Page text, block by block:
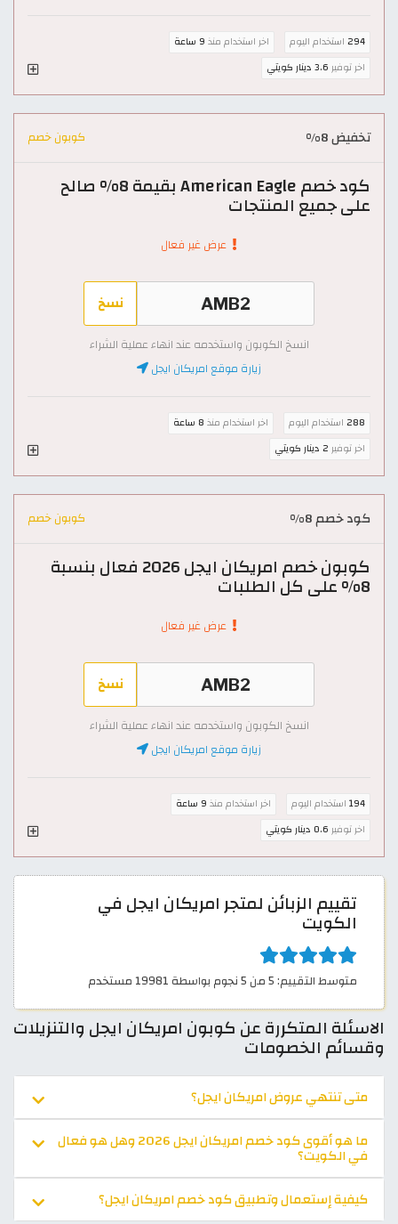
294 استخدام اليوم اخر استخدام منذ 9 ساعة
اخر توفير 3.6 دينار كويتي
تخفيض 8% كوبون خصم
كود خصم American Eagle بقيمة 8% صالح
على جميع المنتجات
عرض غير فعال
نسخ
انسخ الكوبون واستخدمه عند انهاء عملية الشراء
زيارة موقع امريكان ايجل
288 استخدام اليوم اخر استخدام منذ 8 ساعة
اخر توفير 2 دينار كويتي
كود خصم 8% كوبون خصم
كوبون خصم امريكان ايجل 2026 فعال بنسبة
8% على كل الطلبات
عرض غير فعال
نسخ
انسخ الكوبون واستخدمه عند انهاء عملية الشراء
زيارة موقع امريكان ايجل
194 استخدام اليوم اخر استخدام منذ 9 ساعة
اخر توفير 0.6 دينار كويتي
تقييم الزبائن لمتجر امريكان ايجل في
الكويت
متوسط التقييم: 5 من 5 نجوم بواسطة 19981 مستخدم
الاسئلة المتكررة عن كوبون امريكان ايجل والتنزيلات
وقسائم الخصومات
متى تنتهي عروض امريكان ايجل؟
ما هو أقوى كود خصم امريكان ايجل 2026 وهل هو فعال
في الكويت؟
كيفية إستعمال وتطبيق كود خصم امريكان ايجل؟